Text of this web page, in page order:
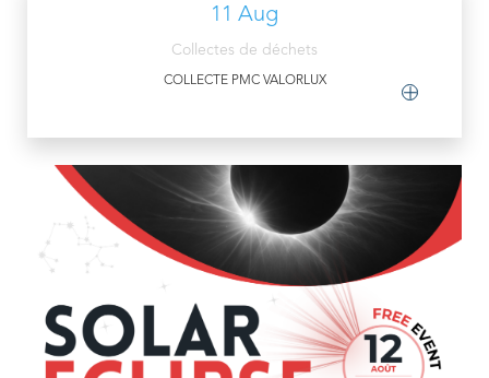
11 Aug
Collectes de déchets
COLLECTE PMC VALORLUX